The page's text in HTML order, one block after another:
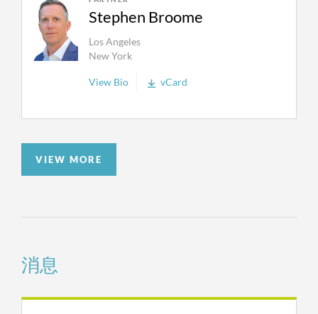
手的诉讼案件。
昆鹰的破产与重组团队非常擅于通过全球性的和
解帮助客户获得尽可能有利的结果。但昆鹰的独
特之处则在于可以为客户提供不同的、与清偿相
式。我们在以下类型的案件中有丰富的诉讼经
规避诉讼
占有财产债务人（DIP）的融资纠纷
Stephen Broome
Los Angeles
New York
View Bio vCard
VIEW MORE
消息